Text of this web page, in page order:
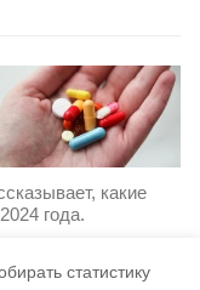
статистику
какие
года.